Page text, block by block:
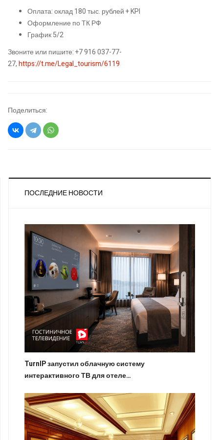
Оплата: оклад 180 тыс. рублей + KPI
Оформление по ТК РФ
График 5/2
Звоните или пишите: +7 916 037-77-
27,https://t.me/Legal_tourism/6119
Поделиться:
ПОСЛЕДНИЕ НОВОСТИ
TurnIP запустил облачную систему
интерактивного ТВ для отеле…